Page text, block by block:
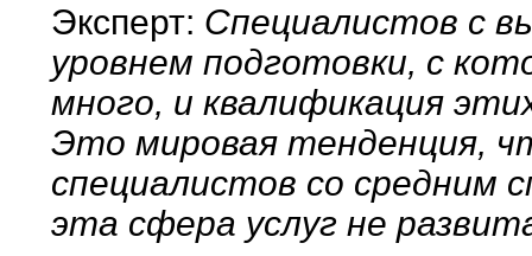
Эксперт: Специалистов с
уровнем подготовки, с
много, и квалификация
Это мировая тенденция,
специалистов со средним
эта сфера услуг не